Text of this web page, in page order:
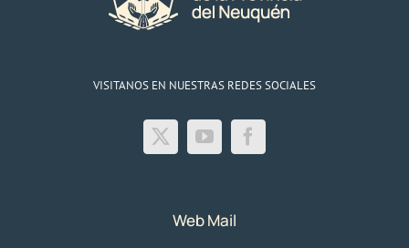
VISITANOS EN NUESTRAS REDES SOCIALES
Web Mail